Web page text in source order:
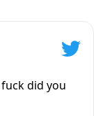
did you